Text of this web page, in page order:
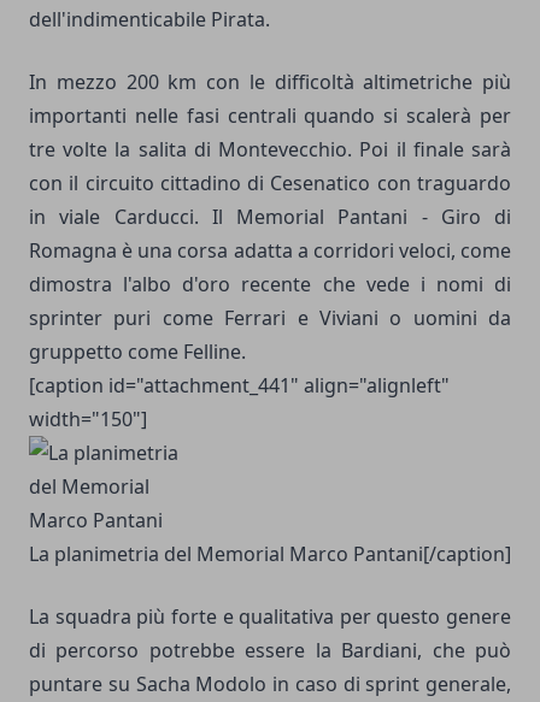
dell'indimenticabile Pirata.
In mezzo 200 km con le difficoltà altimetriche più
importanti nelle fasi centrali quando si scalerà per
tre volte la salita di Montevecchio. Poi il finale sarà
con il circuito cittadino di Cesenatico con traguardo
in viale Carducci. Il Memorial Pantani - Giro di
Romagna è una corsa adatta a corridori veloci, come
dimostra l'albo d'oro recente che vede i nomi di
sprinter puri come Ferrari e Viviani o uomini da
gruppetto come Felline.
[caption id="attachment_441" align="alignleft"
width="150"]
La planimetria del Memorial Marco Pantani[/caption]
La squadra più forte e qualitativa per questo genere
di percorso potrebbe essere la Bardiani, che può
puntare su Sacha Modolo in caso di sprint generale,